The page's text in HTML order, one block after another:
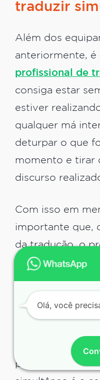
traduzir
Além dos
anteriormente, é
profissional de
consiga estar
estiver
qualquer má
deturpar o que
momento e tirar
discurso
Com isso em
importante que,
da tradução, o
em um
cabine de
local, para que o
prejudicado por
Outro recurso
para a
Olá, você